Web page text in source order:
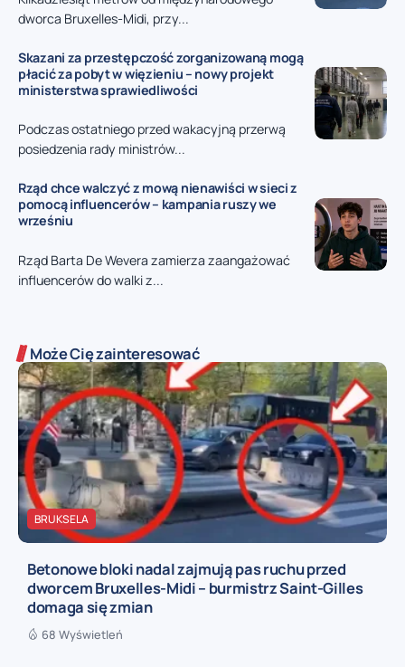
dworca Bruxelles-Midi, przy...
Skazani za przestępczość zorganizowaną mogą
płacić za pobyt w więzieniu – nowy projekt
ministerstwa sprawiedliwości
Podczas ostatniego przed wakacyjną przerwą
posiedzenia rady ministrów...
Rząd chce walczyć z mową nienawiści w sieci z
pomocą influencerów – kampania ruszy we
wrześniu
Rząd Barta De Wevera zamierza zaangażować
influencerów do walki z...
Może Cię zainteresować
BRUKSELA
Betonowe bloki nadal zajmują pas ruchu przed
dworcem Bruxelles-Midi – burmistrz Saint-Gilles
domaga się zmian
68 Wyświetleń